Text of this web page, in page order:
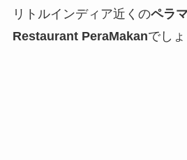
リトルインディア近くのペラ
Restaurant PeraMakanでしょ